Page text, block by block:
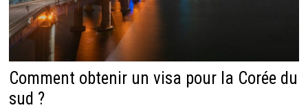
Comment obtenir un visa pour la Corée du
sud ?